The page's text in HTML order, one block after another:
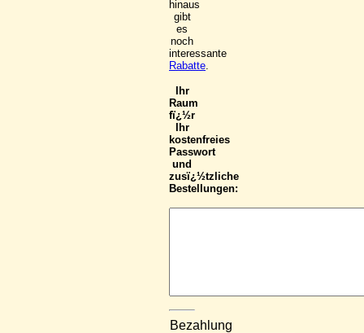
hinaus
gibt
es
noch
interessante
Rabatte.
Ihr
Raum
fï¿½r
Ihr
kostenfreies
Passwort
und
zusï¿½tzliche
Bestellungen:
Bezahlung